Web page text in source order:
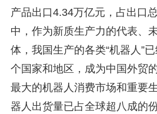
产品出口4.34万亿元，占出口
中，作为新质生产力的代表、
体，我国生产的各类“机器人”
个国家和地区，成为中国外贸
最大的机器人消费市场和重要
器人出货量已占全球超八成的份